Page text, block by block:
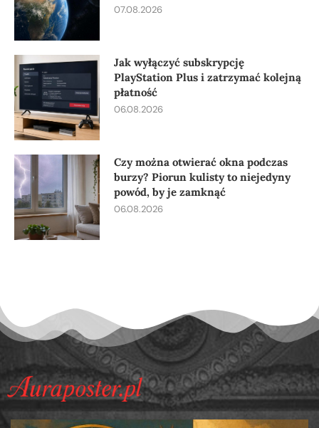
07.08.2026
Jak wyłączyć subskrypcję
PlayStation Plus i zatrzymać kolejną
płatność
06.08.2026
Czy można otwierać okna podczas
burzy? Piorun kulisty to niejedyny
powód, by je zamknąć
06.08.2026